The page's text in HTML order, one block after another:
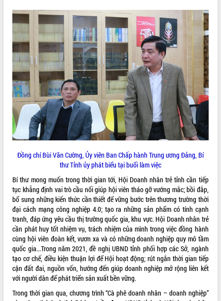
VIDEO
Loading the player...
Khám bệnh, cấp phát thuốc miễn phí
và tặng quà người dân xã Cư Pui
Hội nghị UBND tỉnh Đắk Lắk thường kỳ
tháng 7/2026
Lễ truy tặng danh hiệu “Bà Mẹ Việt
Nam Anh hùng” và trao Huân chương
Lao động
UBND tỉnh Đắk Lắk triển khai nhiệm
Kỳ họp thứ Hai, Hội đồng nhân dân
tỉnh khóa XI quyết nghị nhiều nội dung
quan trọng
Bí thư Tỉnh ủy Lương Nguyễn Minh
Triết thăm, tặng quà người có công với
cách mạng
Rà soát, hoàn thiện hệ thống thiết chế
văn hóa, thể thao đáp ứng yêu cầu
phát triển mới
Thường trực HĐND tỉnh Đắk Lắk gặp
mặt Đoàn chuyên gia y tế TP. Hồ Chí
ALBUM ẢNH
LIÊN KẾT WEB
Đồng chí Bùi Văn Cường, Ủy viên Ban Chấp hành Trung ương Đảng, Bí
thư Tỉnh ủy phát biểu tại buổi làm việc
Bí thư mong muốn trong thời gian tới, Hội Doanh nhân trẻ tỉnh cần tiếp
tục khẳng định vai trò cầu nối giúp hội viên tháo gỡ vướng mắc; bồi đắp,
bổ sung những kiến thức cần thiết để vững bước trên thương trường thời
đại cách mạng công nghiệp 4.0; tạo ra những sản phẩm có tính cạnh
tranh, đáp ứng yêu cầu thị trường quốc gia, khu vực. Hội Doanh nhân trẻ
cần phát huy tốt nhiệm vụ, trách nhiệm của mình trong việc đồng hành
cùng hội viên đoàn kết, vươn xa và có những doanh nghiệp quy mô tầm
quốc gia...Trong năm 2021, đề nghị UBND tỉnh phối hợp các Sở, ngành
tạo cơ chế, điều kiện thuận lợi để Hội hoạt động; rút ngắn thời gian tiếp
cận đất đai, nguồn vốn, hướng đến giúp doanh nghiệp mở rộng liên kết
với người dân để phát triển sản xuất bền vững.
Trong thời gian qua, chương trình “Cà phê doanh nhân – doanh nghiệp”